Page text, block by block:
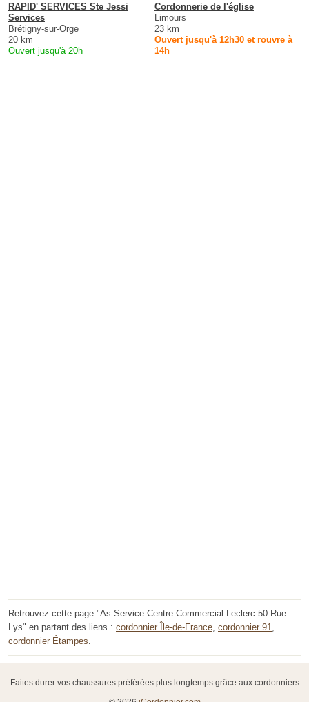
RAPID' SERVICES Ste Jessi
Services
Brétigny-sur-Orge
20 km
Ouvert jusqu'à 20h
Cordonnerie de l'église
Limours
23 km
Ouvert jusqu'à 12h30 et rouvre à
14h
Retrouvez cette page "As Service Centre Commercial Leclerc 50 Rue
Lys" en partant des liens : cordonnier Île-de-France cordonnier 91
cordonnier Étampes
Faites durer vos chaussures préférées plus longtemps grâce aux cordonniers